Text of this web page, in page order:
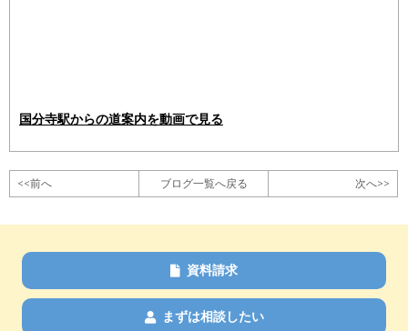
国分寺駅からの道案内を動画で見る
<<前へ ブログ一覧へ戻る 次へ>>
資料請求
まずは相談したい